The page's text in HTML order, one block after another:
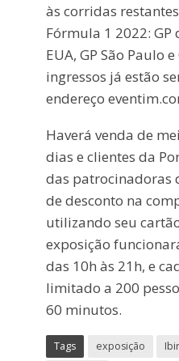
às corridas
Fórmula 1 2022: GP
EUA, GP São Paulo
ingressos já estão
endereço
Haverá venda de
dias e clientes da
das patrocinadoras
de desconto na
utilizando seu
exposição
das 10h às 21h, e
limitado a 200
60 minutos.
Tags exposição